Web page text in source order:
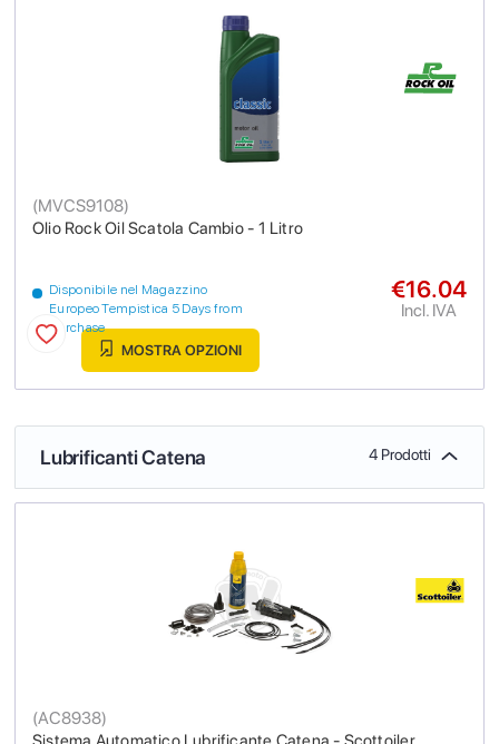
Olio Rock Oil Scatola Cambio - 1 Litro
(MVCS9108)
Disponibile nel Magazzino
Europeo Tempistica 5 Days from
purchase
€16.04
Incl. IVA
MOSTRA OPZIONI
Lubrificanti Catena 4 Prodotti
(AC8938)